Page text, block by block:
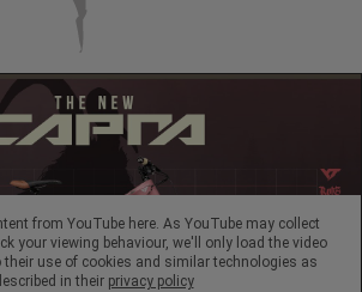
from YouTube here. As YouTube may collect
your viewing behaviour, we'll only load the video
their use of cookies and similar technologies as
in their privacy policy